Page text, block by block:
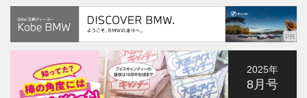
2025年
8月号